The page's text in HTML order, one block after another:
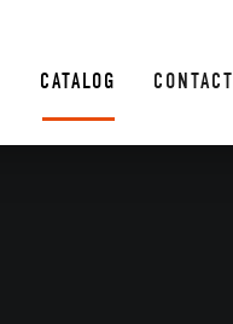
CATALOG CONTACT